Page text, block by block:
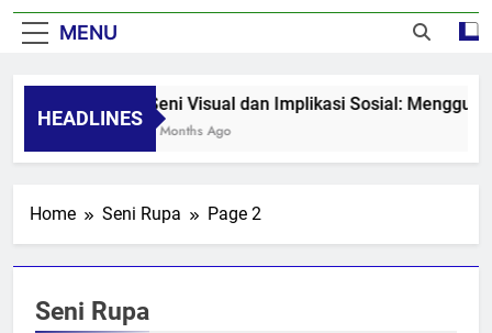
MENU
HEADLINES
Seni Visual dan Implikasi Sosial:
8 Months Ago
Home Seni Rupa Page 2
Seni Rupa